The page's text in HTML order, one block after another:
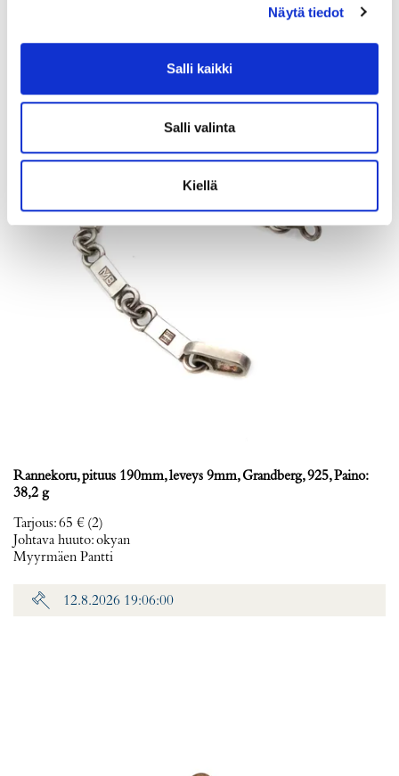
Näytä tiedot
Salli kaikki
Salli valinta
Kiellä
12.8.2026 19:42:30
Rannekoru, pituus 190mm, leveys 9mm, Grandberg, 925, Paino:
38,2 g
Tarjous:65 € (2)
Johtava huuto:okyan
Myyrmäen Pantti
12.8.2026 19:06:00